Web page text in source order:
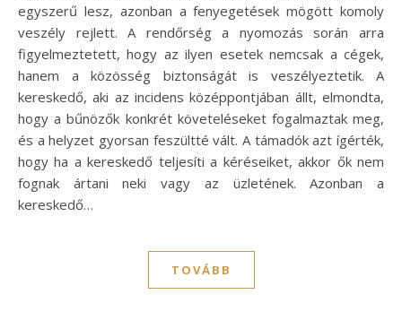
egyszerű lesz, azonban a fenyegetések mögött komoly
veszély rejlett. A rendőrség a nyomozás során arra
figyelmeztetett, hogy az ilyen esetek nemcsak a cégek,
hanem a közösség biztonságát is veszélyeztetik. A
kereskedő, aki az incidens középpontjában állt, elmondta,
hogy a bűnözők konkrét követeléseket fogalmaztak meg,
és a helyzet gyorsan feszültté vált. A támadók azt ígérték,
hogy ha a kereskedő teljesíti a kéréseiket, akkor ők nem
fognak ártani neki vagy az üzletének. Azonban a
kereskedő…
TOVÁBB